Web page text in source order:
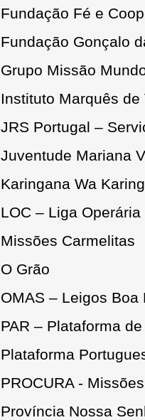
Fundação Fé e
Fundação Gonçalo
Grupo Missão
Instituto Marquês de
JRS Portugal –
Juventude Mariana
Karingana Wa
LOC – Liga
Missões Carmelitas
O Grão
OMAS – Leigos Boa
PAR – Plataforma
Plataforma
PROCURA -
Província Nossa